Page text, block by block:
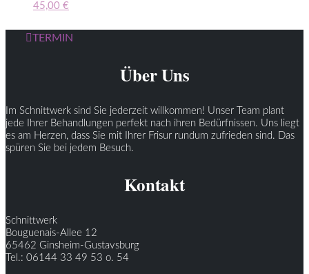
45,00 €
TERMIN
Über Uns
Im Schnittwerk sind Sie jederzeit willkommen! Unser Team plant
jede Ihrer Behandlungen perfekt nach ihren Bedürfnissen. Uns liegt
es am Herzen, dass Sie mit Ihrer Frisur rundum zufrieden sind. Das
spüren Sie bei jedem Besuch.
Kontakt
Schnittwerk
Bouguenais-Allee 12
65462 Ginsheim-Gustavsburg
Tel.: 06144 33 49 53 o. 54